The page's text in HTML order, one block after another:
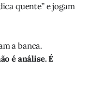
quente” e jogam
a banca.
é análise. É